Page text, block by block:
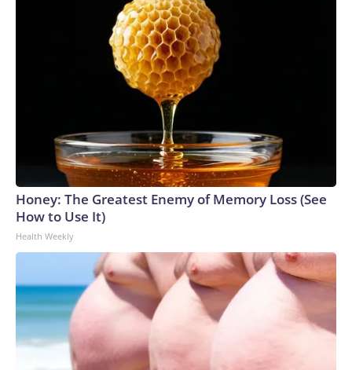
Honey: The Greatest Enemy of Memory Loss (See
How to Use It)
Health Weekly